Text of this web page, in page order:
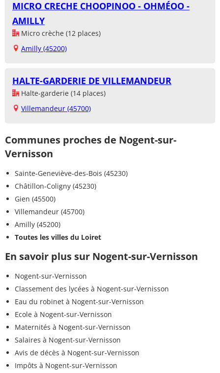
MICRO CRECHE CHOOPINOO - OHMÉOO -
AMILLY
Micro crèche (12 places)
Amilly (45200)
HALTE-GARDERIE DE VILLEMANDEUR
Halte-garderie (14 places)
Villemandeur (45700)
Communes proches de Nogent-sur-
Vernisson
Sainte-Geneviève-des-Bois (45230)
Châtillon-Coligny (45230)
Gien (45500)
Villemandeur (45700)
Amilly (45200)
Toutes les villes du Loiret
En savoir plus sur Nogent-sur-Vernisson
Nogent-sur-Vernisson
Classement des lycées à Nogent-sur-Vernisson
Eau du robinet à Nogent-sur-Vernisson
Ecole à Nogent-sur-Vernisson
Maternités à Nogent-sur-Vernisson
Salaires à Nogent-sur-Vernisson
Avis de décès à Nogent-sur-Vernisson
Impôts à Nogent-sur-Vernisson